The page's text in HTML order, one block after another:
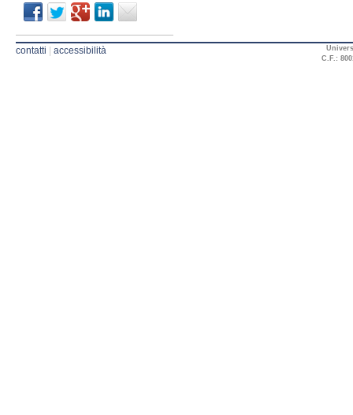
contatti accessibilità
C.F.: